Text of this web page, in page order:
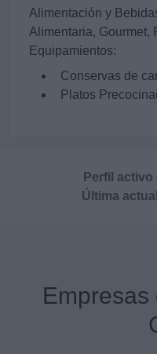
Alimentación y
Alimentaria, Gourmet,
Equipamientos:
Conservas de
Platos
Perfil activo
Última
Empresas